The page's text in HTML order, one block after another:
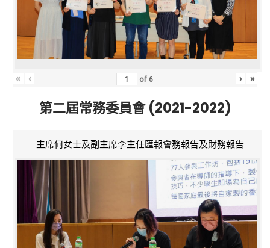
« ‹ of 6 › »
第二屆常務委員會 (2021-2022)
主席何女士及副主席李主任匯報會務報告及財務報告